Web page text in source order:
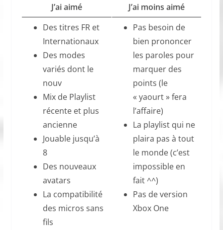
J’ai aimé
J’ai moins aimé
Des titres FR et
Internationaux
Des modes
variés dont le
nouv
Mix de Playlist
récente et plus
ancienne
Jouable jusqu’à
8
Des nouveaux
avatars
La compatibilité
des micros sans
fils
Pas besoin de
bien prononcer
les paroles pour
marquer des
points (le
« yaourt » fera
l’affaire)
La playlist qui ne
plaira pas à tout
le monde (c’est
impossible en
fait ^^)
Pas de version
Xbox One